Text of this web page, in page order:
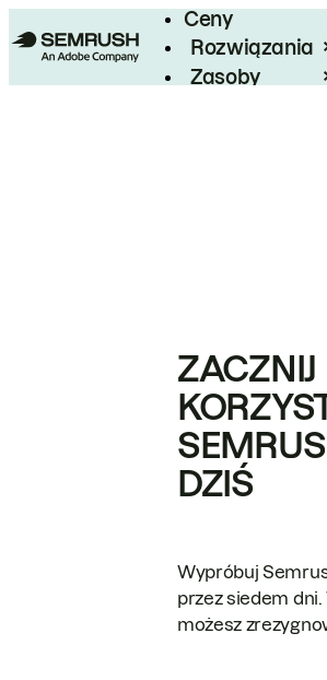
Ceny
Rozwiązania
Zasoby
ZACZNIJ
DZIŚ
Wypróbuj
przez siedem
możesz